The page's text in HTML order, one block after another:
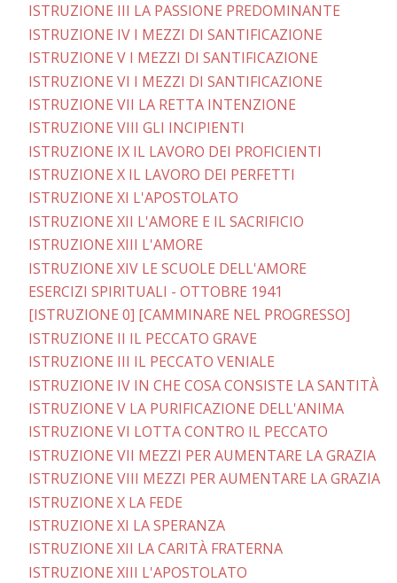
ISTRUZIONE III LA PASSIONE PREDOMINANTE
ISTRUZIONE IV I MEZZI DI SANTIFICAZIONE
ISTRUZIONE V I MEZZI DI SANTIFICAZIONE
ISTRUZIONE VI I MEZZI DI SANTIFICAZIONE
ISTRUZIONE VII LA RETTA INTENZIONE
ISTRUZIONE VIII GLI INCIPIENTI
ISTRUZIONE IX IL LAVORO DEI PROFICIENTI
ISTRUZIONE X IL LAVORO DEI PERFETTI
ISTRUZIONE XI L'APOSTOLATO
ISTRUZIONE XII L'AMORE E IL SACRIFICIO
ISTRUZIONE XIII L'AMORE
ISTRUZIONE XIV LE SCUOLE DELL'AMORE
ESERCIZI SPIRITUALI - OTTOBRE 1941
[ISTRUZIONE 0] [CAMMINARE NEL PROGRESSO]
ISTRUZIONE II IL PECCATO GRAVE
ISTRUZIONE III IL PECCATO VENIALE
ISTRUZIONE IV IN CHE COSA CONSISTE LA SANTITÀ
ISTRUZIONE V LA PURIFICAZIONE DELL'ANIMA
ISTRUZIONE VI LOTTA CONTRO IL PECCATO
ISTRUZIONE VII MEZZI PER AUMENTARE LA GRAZIA
ISTRUZIONE VIII MEZZI PER AUMENTARE LA GRAZIA
ISTRUZIONE X LA FEDE
ISTRUZIONE XI LA SPERANZA
ISTRUZIONE XII LA CARITÀ FRATERNA
ISTRUZIONE XIII L'APOSTOLATO